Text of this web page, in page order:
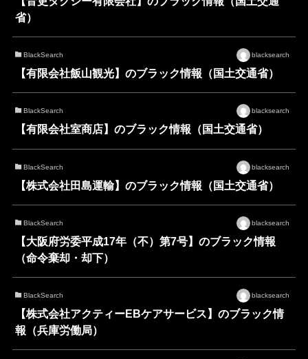
省）
BlackSearch blacksearch
【有限会社飯山観光】のブラック情報（国土交通省）
BlackSearch blacksearch
【有限会社室商店】のブラック情報（国土交通省）
BlackSearch blacksearch
【株式会社田島運輸】のブラック情報（国土交通省）
BlackSearch blacksearch
【大阪府労委平成17年（不）第7号】のブラック情報
（命令棄却・却下）
BlackSearch blacksearch
【株式会社アクティーEBケアサービス】のブラック情
報（兵庫労働局）